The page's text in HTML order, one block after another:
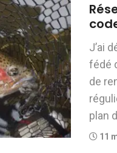
J’ai
fédé
de
plan
11